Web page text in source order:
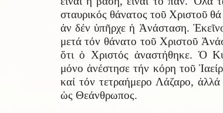
σταυρικός θάνατος τοῦ Χριστοῦ
ἀν δέν ὑπῆρχε ἡ Ἀνάσταση.
μετά τόν θάνατο τοῦ Χριστοῦ
ὅτι ὁ Χριστός ἀναστήθηκε. Ὁ
μόνο ἀνέστησε τήν κόρη τοῦ
καί τόν τετραήμερο Λάζαρο,
ὡς Θεάνθρωπος.